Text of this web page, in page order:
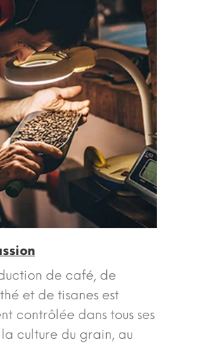
de café, de
et de tisanes est
contrôlée dans tous ses
culture du grain, au